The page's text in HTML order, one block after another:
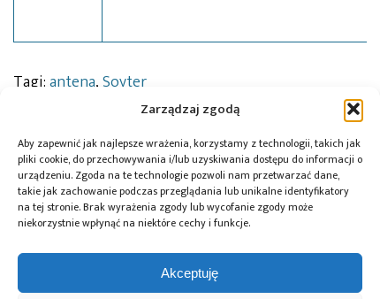
Zarządzaj zgodą
Aby zapewnić jak najlepsze wrażenia, korzystamy z technologii, takich jak
pliki cookie, do przechowywania i/lub uzyskiwania dostępu do informacji o
urządzeniu. Zgoda na te technologie pozwoli nam przetwarzać dane,
takie jak zachowanie podczas przeglądania lub unikalne identyfikatory
na tej stronie. Brak wyrażenia zgody lub wycofanie zgody może
niekorzystnie wpłynąć na niektóre cechy i funkcje.
Akceptuję
Tagi:antena,Soyter
Przeczytaj również:
Polska – jubileusz
Global Electronics
Association
prezentują